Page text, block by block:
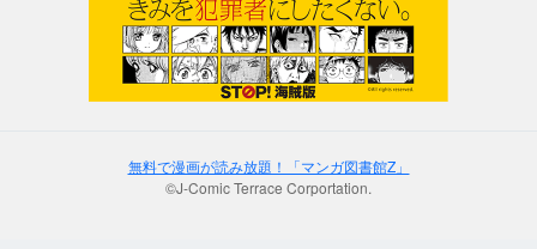
無料で漫画が読み放題！「マンガ図書館Z」
©J-Comic Terrace Corportation.